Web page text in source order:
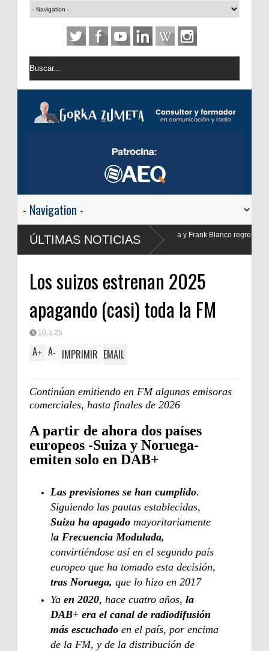
ÚLTIMAS NOTICIAS
Blanco regresan a
Los suizos estrenan 2025
apagando (casi) toda la FM
10.1.25
A+ A- IMPRIMIR EMAIL
Continúan emitiendo en FM algunas emisoras
comerciales, hasta finales de 2026
A partir de ahora dos países
europeos -Suiza y Noruega-
emiten solo en DAB+
Las previsiones se han cumplido.
Siguiendo las pautas establecidas,
Suiza ha apagado mayoritariamente
la Frecuencia Modulada,
convirtiéndose así en el segundo país
europeo que ha tomado esta decisión,
tras Noruega, que lo hizo en 2017
Ya en 2020, hace cuatro años, la
DAB+ era el canal de radiodifusión
más escuchado en el país, por encima
de la FM, y de la distribución de